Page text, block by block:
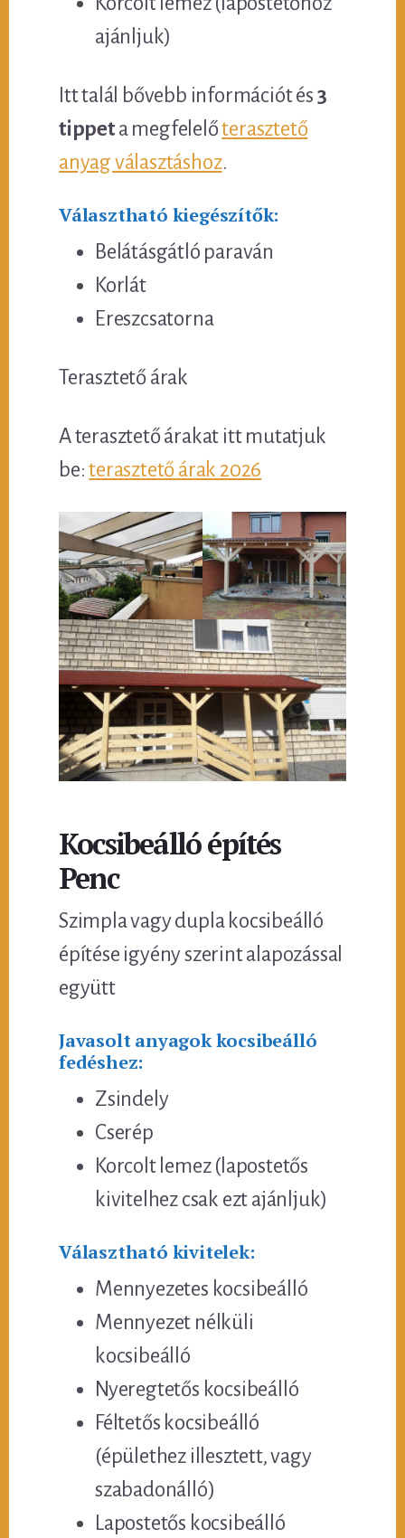
ajánljuk)
Itt talál bővebb információt és 3
tippeta megfelelőterasztető
anyag választáshoz.
Választható kiegészítők:
Belátásgátló paraván
Korlát
Ereszcsatorna
Terasztető árak
A terasztető árakat itt mutatjuk
be:terasztető árak 2026
Kocsibeálló építés
Penc
Szimpla vagy dupla kocsibeálló
építése igyény szerint alapozással
együtt
Javasolt anyagok kocsibeálló
fedéshez:
Zsindely
Cserép
Korcolt lemez (lapostetős
kivitelhez csak ezt ajánljuk)
Választható kivitelek:
Mennyezetes kocsibeálló
Mennyezet nélküli
kocsibeálló
Nyeregtetős kocsibeálló
Féltetős kocsibeálló
(épülethez illesztett, vagy
szabadonálló)
Lapostetős kocsibeálló